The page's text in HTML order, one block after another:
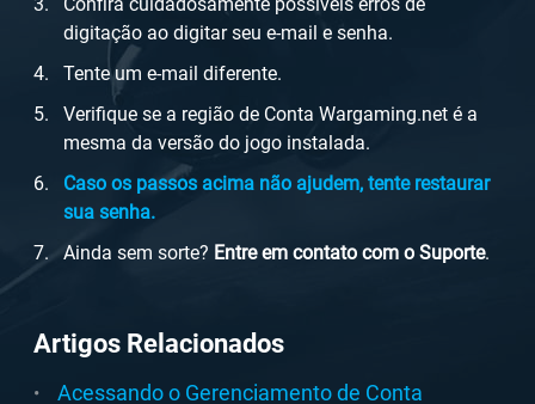
digitação ao digitar seu e-mail e senha.
Tente um e-mail diferente.
Verifique se a região de Conta Wargaming.net é a
mesma da versão do jogo instalada.
Caso os passos acima não ajudem, tente restaurar
sua senha.
Ainda sem sorte? Entre em contato com o Suporte.
Artigos Relacionados
Acessando o Gerenciamento de Conta